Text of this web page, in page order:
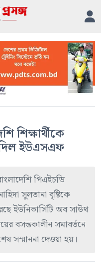
শিক্ষার্থীকে
দিল ইউএসএফ
পিএইচডি
সুলতানা বৃষ্টিকে
ইউনিভার্সিটি অব সাউথ
বসন্তকালীন সমাবর্তনে
সম্মাননা দেওয়া হয়।